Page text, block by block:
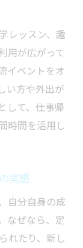
レッスン、趣
用が広がって
イベントをオ
い方や外出が
して、仕事帰
時間を活用し
実感
自分自身の成
なぜなら、定
れたり、新し